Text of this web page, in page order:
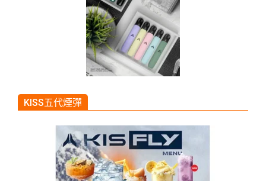
KISS五代煙彈